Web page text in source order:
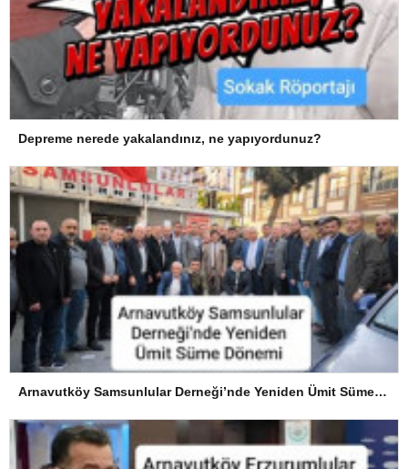
Depreme nerede yakalandınız, ne yapıyordunuz?
Arnavutköy Samsunlular Derneği’nde Yeniden Ümit Süme Dönemi